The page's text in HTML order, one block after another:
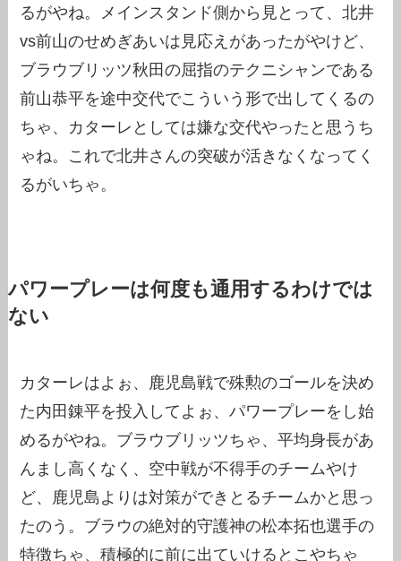
るがやね。メインスタンド側から見とって、北井
vs前山のせめぎあいは見応えがあったがやけど、
ブラウブリッツ秋田の屈指のテクニシャンである
前山恭平を途中交代でこういう形で出してくるの
ちゃ、カターレとしては嫌な交代やったと思うち
ゃね。これで北井さんの突破が活きなくなってく
るがいちゃ。
パワープレーは何度も通用するわけでは
ない
カターレはよぉ、鹿児島戦で殊勲のゴールを決め
た内田錬平を投入してよぉ、パワープレーをし始
めるがやね。ブラウブリッツちゃ、平均身長があ
んまし高くなく、空中戦が不得手のチームやけ
ど、鹿児島よりは対策ができとるチームかと思っ
たのう。ブラウの絶対的守護神の松本拓也選手の
特徴ちゃ、積極的に前に出ていけるとこやちゃ